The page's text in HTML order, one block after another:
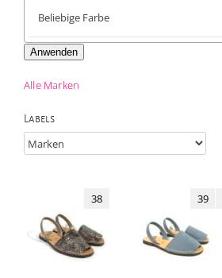
38 39
Anwenden
Alle Marken
Labels